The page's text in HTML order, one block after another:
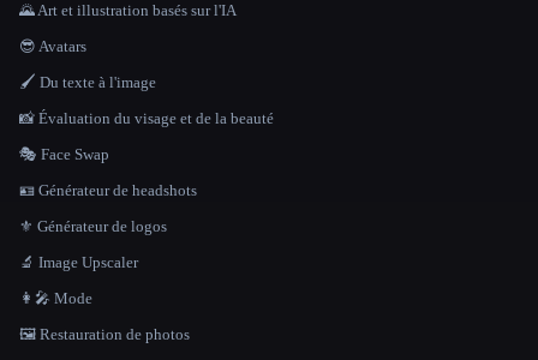
🌄 Art et illustration basés sur l'IA
😎 Avatars
🖌️ Du texte à l'image
📸 Évaluation du visage et de la beauté
🎭 Face Swap
🪪 Générateur de headshots
⚜️ Générateur de logos
🔬 Image Upscaler
👩‍🎤 Mode
🖼️ Restauration de photos